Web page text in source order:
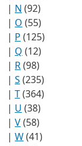
| N (92)
| O (55)
| P (125)
| Q (12)
| R(98)
| S (235)
| T(364)
| U (38)
| V(58)
| W(41)